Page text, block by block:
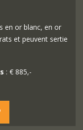
en or blanc, en or
et peuvent sertie
: € 885,-